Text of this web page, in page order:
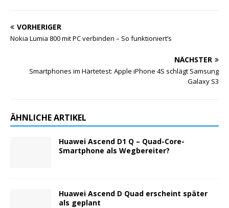
VORHERIGER
Nokia Lumia 800 mit PC verbinden – So funktioniert’s
NÄCHSTER
Smartphones im Härtetest: Apple iPhone 4S schlägt Samsung
Galaxy S3
ÄHNLICHE ARTIKEL
Huawei Ascend D1 Q – Quad-Core-
Smartphone als Wegbereiter?
Huawei Ascend D Quad erscheint später
als geplant